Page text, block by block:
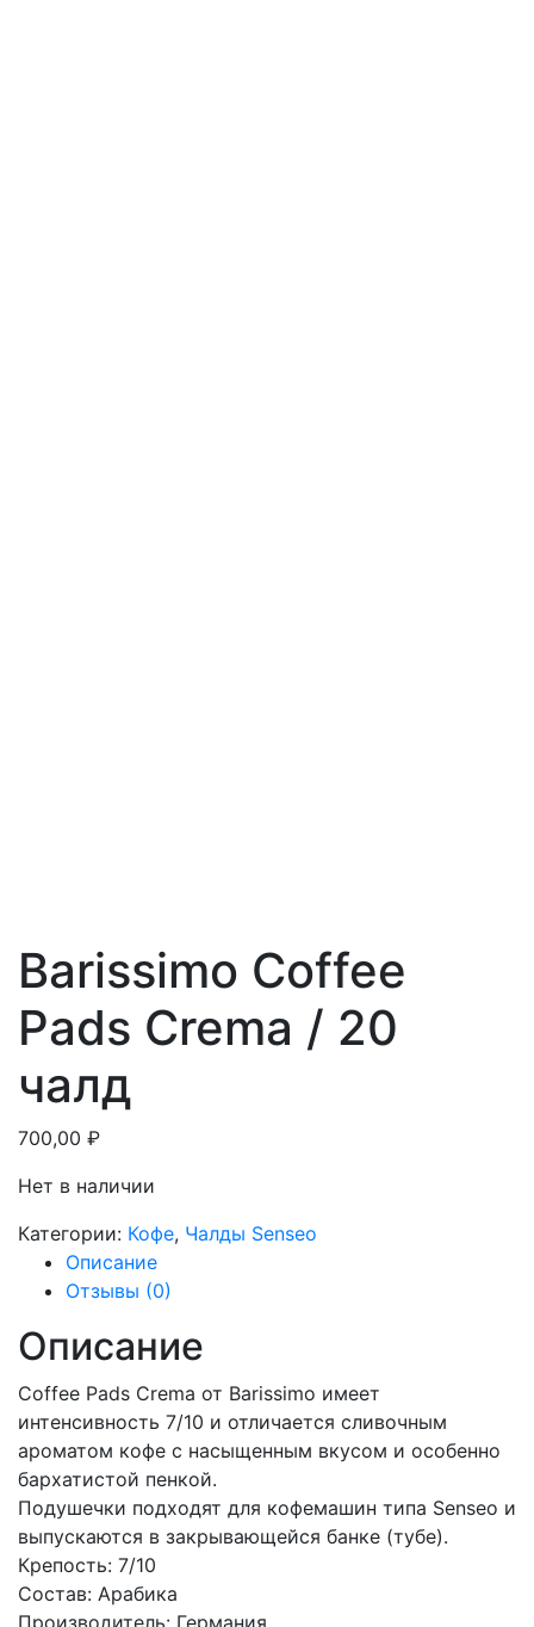
Barissimo Coffee
Pads Crema / 20
чалд
700,00 ₽
Нет в наличии
Категории: Кофе, Чалды Senseo
Описание
Отзывы (0)
Описание
Coffee Pads Crema от Barissimo имеет
интенсивность 7/10 и отличается сливочным
ароматом кофе с насыщенным вкусом и особенно
бархатистой пенкой.
Подушечки подходят для кофемашин типа Senseo и
выпускаются в закрывающейся банке (тубе).
Крепость: 7/10
Состав: Арабика
Производитель: Германия